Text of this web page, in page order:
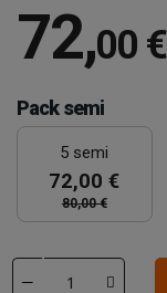
72,00 €
Pack semi
5 semi
72,00 €
80,00 €